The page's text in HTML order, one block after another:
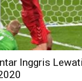
Inggris